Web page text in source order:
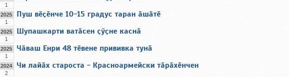
1
2025
1
Пуш вӗҫӗнче 10-15 градус таран ӑшӑтӗ
2025
1
Шупашкарти ватӑсен ҫӳҫне каснӑ
2025
1
Чӑваш Енри 48 тӗвене прививка тунӑ
2024
2
Чи лайӑх староста - Красноармейски тӑрӑхӗнчен